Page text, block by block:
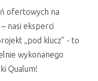
ofertowych na
nasi eksperci
„pod klucz” - to
wykonanego
Qualum!